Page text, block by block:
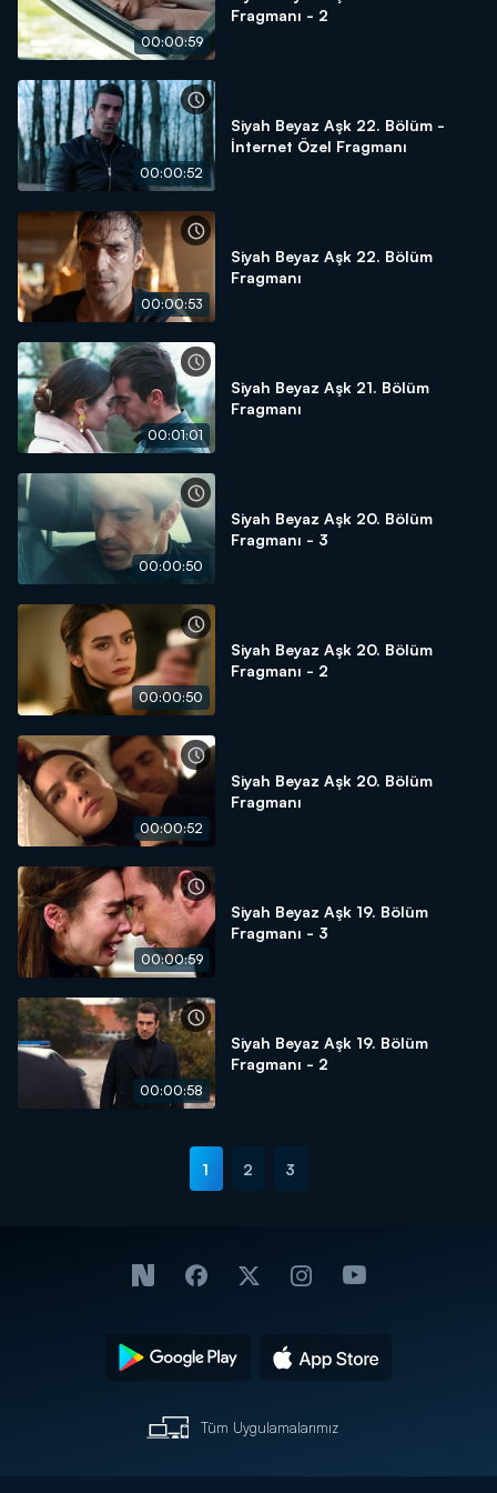
00:00:59
Fragmanı - 2
00:00:52
Siyah Beyaz Aşk 22. Bölüm -
İnternet Özel Fragmanı
00:00:53
Siyah Beyaz Aşk 22. Bölüm
Fragmanı
00:01:01
Siyah Beyaz Aşk 21. Bölüm
Fragmanı
00:00:50
Siyah Beyaz Aşk 20. Bölüm
Fragmanı - 3
00:00:50
Siyah Beyaz Aşk 20. Bölüm
Fragmanı - 2
00:00:52
Siyah Beyaz Aşk 20. Bölüm
Fragmanı
00:00:59
Siyah Beyaz Aşk 19. Bölüm
Fragmanı - 3
00:00:58
Siyah Beyaz Aşk 19. Bölüm
Fragmanı - 2
1 2 3
Tüm Uygulamalarımız